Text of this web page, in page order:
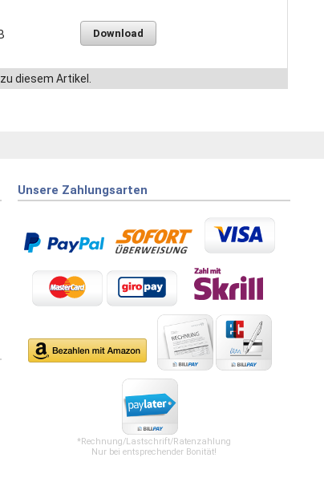
Download
diesem Artikel.
Unsere Zahlungsarten
*Rechnung/Lastschrift/Ratenzahlung
Nur bei entsprechender Bonität!